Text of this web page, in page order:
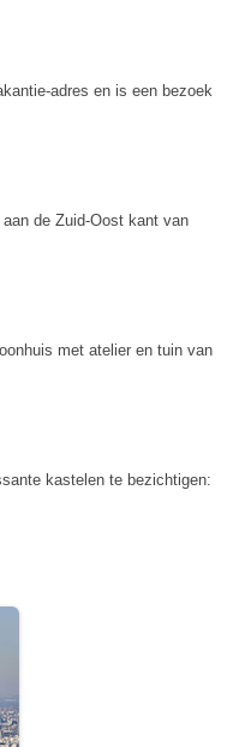
adres en is een bezoek
de Zuid-Oost kant van
met atelier en tuin van
kastelen te bezichtigen: